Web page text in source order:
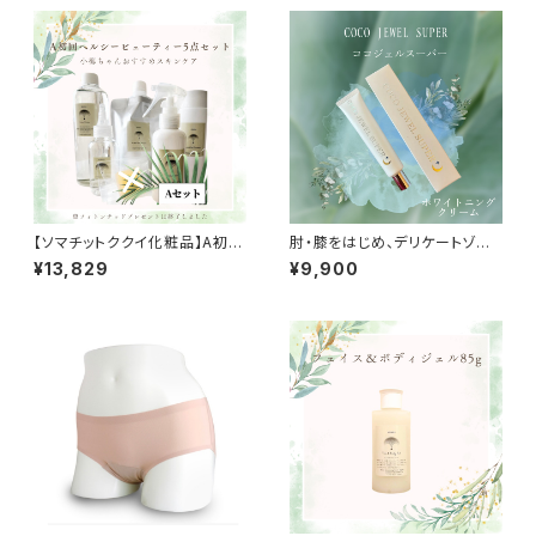
【ソマチットククイ化粧品】A初回
ヘルシービューティー5点セッ
ト〜小梅ちゃんおすすめスキン
¥13,829
肘・膝をはじめ、デリケートゾー
ンにも使用できる全身美白クリ
ーム coco jewel super+
¥9,900